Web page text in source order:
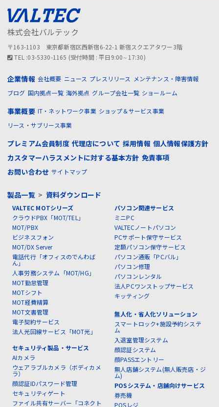
株式会社バルテック
〒163-1103 東京都新宿区西新宿6-22-1 新宿スクエアタワー3階
TEL :03-5330-1165 (受付時間 : 平日9:00∼17:30)
企業情報 会社概要 ニュース プレスリリース
メンテナンス・障害情報
ブログ 国内拠点一覧 海外拠点 グループ会社一覧 ショールーム
事業概要 IT・ネットワーク事業 ショップ＆サービス事業
リース・サブリース事業
プレミアム会員制度 代理店について 採用情報 個人情報保護方針
カスタマーハラスメントに対する基本方針 免責事項
お問い合わせ サイトマップ
製品一覧> 資料ダウンロード
VALTEC MOTシリーズ
クラウドPBX「MOT/TEL」
MOT/PBX
ビジネスフォン
MOT/DX Server
電話代行「オフィスのでんわば
ん」
人事労務システム「MOT/HG」
MOT勤怠管理
MOTシフト
MOT経費精算
MOT文書管理
電子契約サービス
法人光回線サービス「MOT光」
セキュリティ製品・サービス
AIカメラ
ウェアラブルカメラ（ボディカメ
ラ）
顔認証IDパスワード管理
セキュリティゲート
ファイル共有サーバー「コネクト
パソコン関連サービス
ミニPC
VALTECノートパソコン
PCサポート保守サービス
定額パソコン保守サービス
パソコン通販「PCバル」
パソコン修理
パソコンレンタル
法人PCワンストップサービス
キッティング
無人化・省人化ソリューション
スマートロック+施設予約システ
ム
入退室管理システム
顔認証システム
顔PASSエントリー
無人店舗システム(無人販売店・ジ
ム)
POSシステム・店舗向けサービス
券売機
POSレジ